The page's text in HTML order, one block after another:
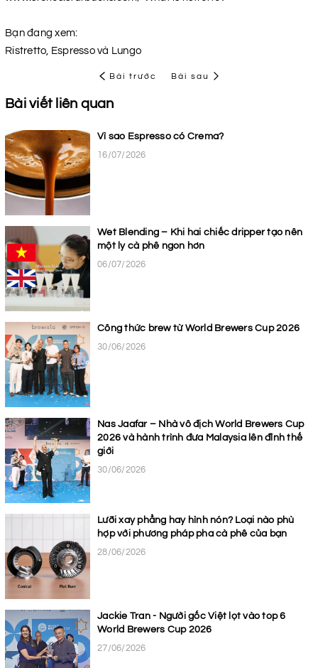
Bạn đang xem:
Ristretto, Espresso và Lungo
Bài trước Bài sau
Bài viết liên quan
Vì sao Espresso có Crema?
16/07/2026
Wet Blending – Khi hai chiếc dripper tạo nên
một ly cà phê ngon hơn
06/07/2026
Công thức brew từ World Brewers Cup 2026
30/06/2026
Nas Jaafar – Nhà vô địch World Brewers Cup
2026 và hành trình đưa Malaysia lên đỉnh thế
giới
30/06/2026
Lưỡi xay phẳng hay hình nón? Loại nào phù
hợp với phương pháp pha cà phê của bạn
28/06/2026
Jackie Tran - Người gốc Việt lọt vào top 6
World Brewers Cup 2026
27/06/2026